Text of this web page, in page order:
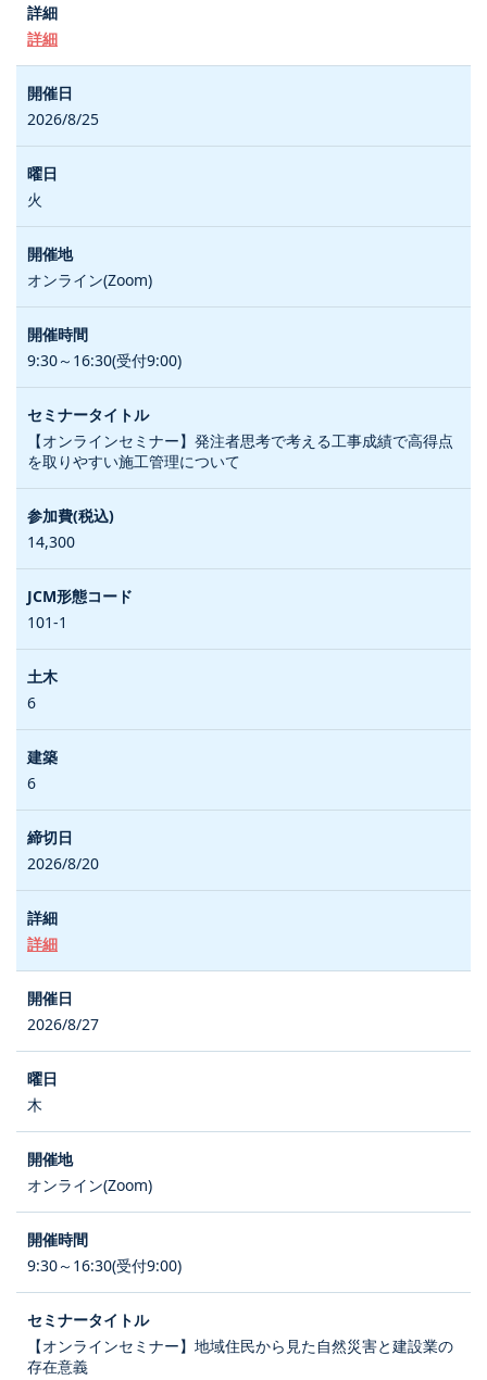
詳細
2026/8/25
火
オンライン(Zoom)
9:30～16:30(受付9:00)
【オンラインセミナー】発注者思考で考える工事成績で高得点
を取りやすい施工管理について
14,300
101-1
6
6
2026/8/20
詳細
2026/8/27
木
オンライン(Zoom)
9:30～16:30(受付9:00)
【オンラインセミナー】地域住民から見た自然災害と建設業の
存在意義